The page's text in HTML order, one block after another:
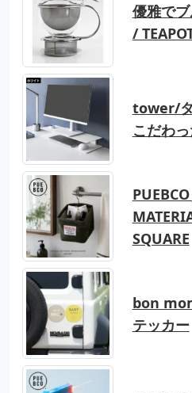
優雅で
/
tower/
こだわ
SQUARE
bon
テッカー